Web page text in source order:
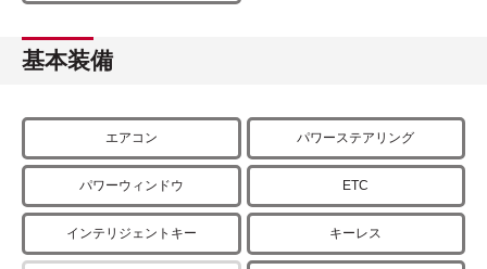
基本装備
エアコン パワーステアリング
パワーウィンドウ ETC
インテリジェントキー キーレス